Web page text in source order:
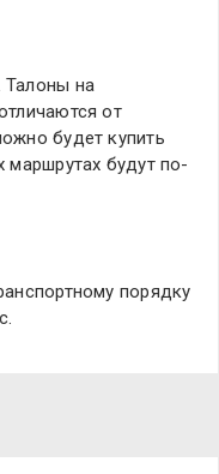
Талоны на
от
будет купить
маршрутах будут по-
порядку